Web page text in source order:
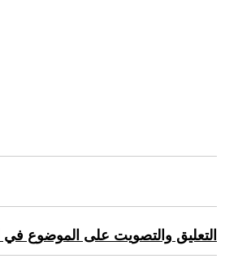
التعليق والتصويت على الموضوع في